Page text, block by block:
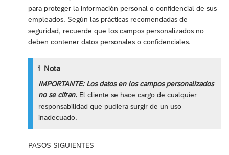
para proteger la información personal o confidencial de sus
empleados. Según las prácticas recomendadas de
seguridad, recuerde que los campos personalizados no
deben contener datos personales o confidenciales.
Nota
IMPORTANTE: Los datos en los campos personalizados
no se cifran. El cliente se hace cargo de cualquier
responsabilidad que pudiera surgir de un uso
inadecuado.
PASOS SIGUIENTES